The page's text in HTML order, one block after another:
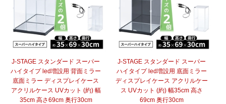
J-STAGE スタンダード スーパー
ハイタイプ led増設用 背面ミラー
底面ミラー ディスプレイケース
アクリルケース UVカット (約) 幅
35cm 高さ69cm 奥行30cm
J-STAGE スタンダード スーパー
ハイタイプ led増設用 底面ミラー
ディスプレイケース アクリルケー
ス UVカット (約) 幅35cm 高さ
69cm 奥行30cm